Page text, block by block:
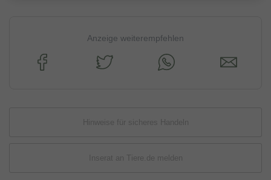
Anzeige weiterempfehlen
Hinweise für sicheres Handeln
Inserat an Tiere.de melden